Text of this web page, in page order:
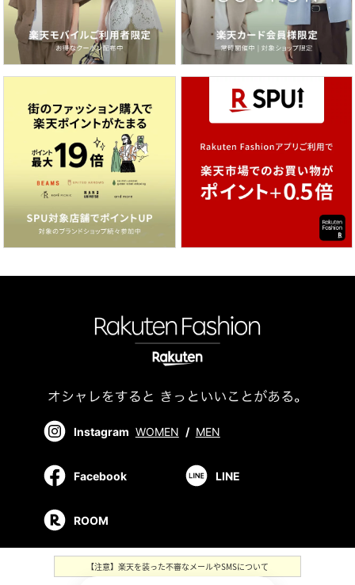
Instagram WOMEN / MEN
Facebook LINE
ROOM
【注意】楽天を装った不審なメールやSMSについて